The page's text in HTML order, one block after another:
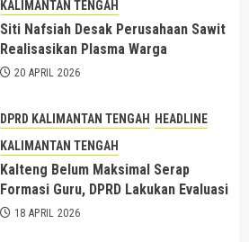
KALIMANTAN TENGAH
Siti Nafsiah Desak Perusahaan Sawit
Realisasikan Plasma Warga
20 APRIL 2026
DPRD KALIMANTAN TENGAH
HEADLINE
KALIMANTAN TENGAH
Kalteng Belum Maksimal Serap
Formasi Guru, DPRD Lakukan Evaluasi
18 APRIL 2026